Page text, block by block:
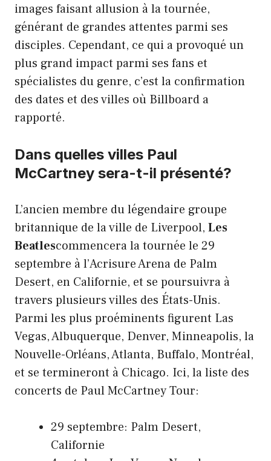
images faisant allusion à la tournée,
générant de grandes attentes parmi ses
disciples. Cependant, ce qui a provoqué un
plus grand impact parmi ses fans et
spécialistes du genre, c’est la confirmation
des dates et des villes où Billboard a
rapporté.
Dans quelles villes Paul
McCartney sera-t-il présenté?
L’ancien membre du légendaire groupe
britannique de la ville de Liverpool, Les
Beatlescommencera la tournée le 29
septembre à l’Acrisure Arena de Palm
Desert, en Californie, et se poursuivra à
travers plusieurs villes des États-Unis.
Parmi les plus proéminents figurent Las
Vegas, Albuquerque, Denver, Minneapolis, la
Nouvelle-Orléans, Atlanta, Buffalo, Montréal,
et se termineront à Chicago. Ici, la liste des
concerts de Paul McCartney Tour:
29 septembre: Palm Desert,
Californie